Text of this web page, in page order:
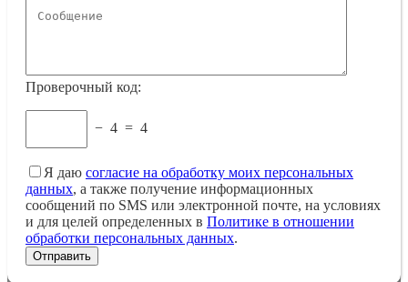
Проверочный код:
− 4 = 4
Я даю согласие на обработку моих персональных
данных, а также получение информационных
сообщений по SMS или электронной почте, на условиях
и для целей определенных в Политике в отношении
обработки персональных данных.